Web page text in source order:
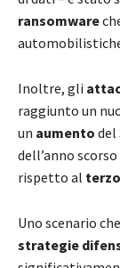
ransomware
Inoltre, gli
raggiunto un
un aumento del
dell’anno
rispetto al
Uno scenario
strategie